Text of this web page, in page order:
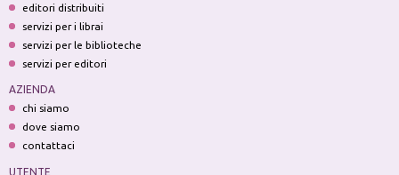
editori distribuiti
servizi per i librai
servizi per le biblioteche
servizi per editori
AZIENDA
chi siamo
dove siamo
contattaci
UTENTE